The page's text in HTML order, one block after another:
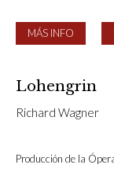
MÁS INFO
Lohengrin
Richard Wagner
Producción de la